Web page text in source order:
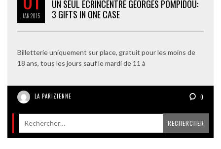
JAN2015
UN SEUL ÉCRINCENTRE GEORGES POMPIDOU:
3 GIFTS IN ONE CASE
Billetterie uniquement sur place, gratuit pour les moins de
18 ans, tous les jours sauf le mardi de 11 à
LA PARIZIENNE 0